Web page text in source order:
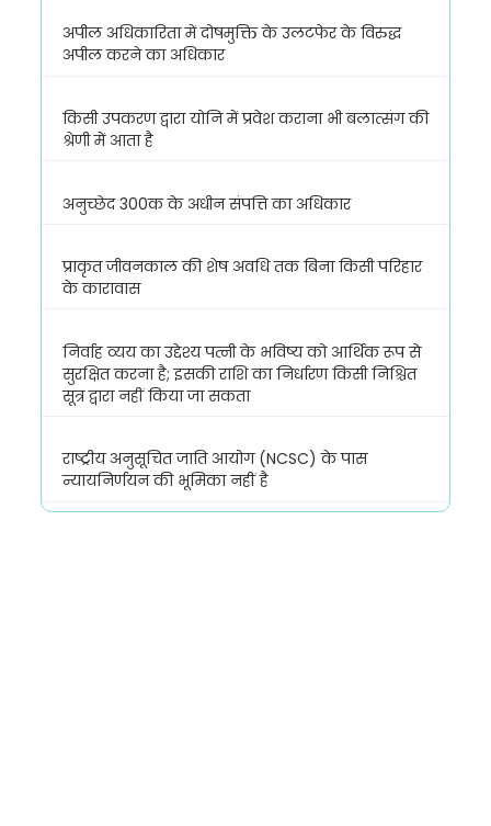
अपील अधिकारिता में दोषमुक्ति के उलटफेर के विरुद्ध
अपील करने का अधिकार
किसी उपकरण द्वारा योनि में प्रवेश कराना भी बलात्संग की
श्रेणी में आता है
अनुच्छेद 300क के अधीन संपत्ति का अधिकार
प्राकृत जीवनकाल की शेष अवधि तक बिना किसी परिहार
के कारावास
निर्वाह व्यय का उद्देश्य पत्नी के भविष्य को आर्थिक रूप से
सुरक्षित करना है; इसकी राशि का निर्धारण किसी निश्चित
सूत्र द्वारा नहीं किया जा सकता
राष्ट्रीय अनुसूचित जाति आयोग (NCSC) के पास
न्यायनिर्णयन की भूमिका नहीं है